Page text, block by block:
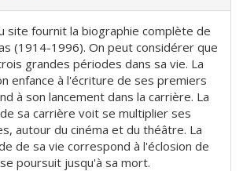
site fournit la biographie complète de
(1914-1996). On peut considérer que
grandes périodes dans sa vie. La
enfance à l'écriture de ses premiers
à son lancement dans la carrière. La
sa carrière voit se multiplier ses
autour du cinéma et du théâtre. La
de sa vie correspond à l'éclosion de
poursuit jusqu'à sa mort.